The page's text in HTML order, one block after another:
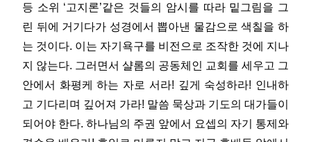
등 소위 ‘고지론’같은 것들의 암시를 따라 밑그림을 그
린 뒤에 거기다가 성경에서 뽑아낸 물감으로 색칠을 하
는 것이다. 이는 자기욕구를 비전으로 조작한 것에 지나
지 않는다. 그러면서 샬롬의 공동체인 교회를 세우고 그
안에서 화평케 하는 자로 서라! 깊게 숙성하라! 인내하
고 기다리며 깊어져 가라! 말씀 묵상과 기도의 대가들이
되어야 한다. 하나님의 주권 앞에서 요셉의 자기 통제와